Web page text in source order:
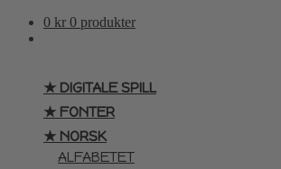
0 kr 0 produkter
★ DIGITALE SPILL
★ FONTER
★ NORSK
ALFABETET